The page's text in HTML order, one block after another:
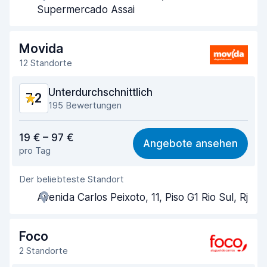
Schnelle Abholung
Sauberkeit des Fahrzeugs 8,1
Zustand des Fahrzeugs
Supermercado Assai
Movida
12 Standorte
7,2 Unterdurchschnittlich
195 Bewertungen
7,0
Einfach zu finden 7,1
Agenten-Hilfsbereitschaft
Schnelle Abholung 5,8
Schnelle Abgabe
19 € – 97 €
pro Tag
Angebote ansehen
Der beliebteste Standort
Avenida Carlos Peixoto, 11, Piso G1 Rio Sul, Rj
Foco
2 Standorte